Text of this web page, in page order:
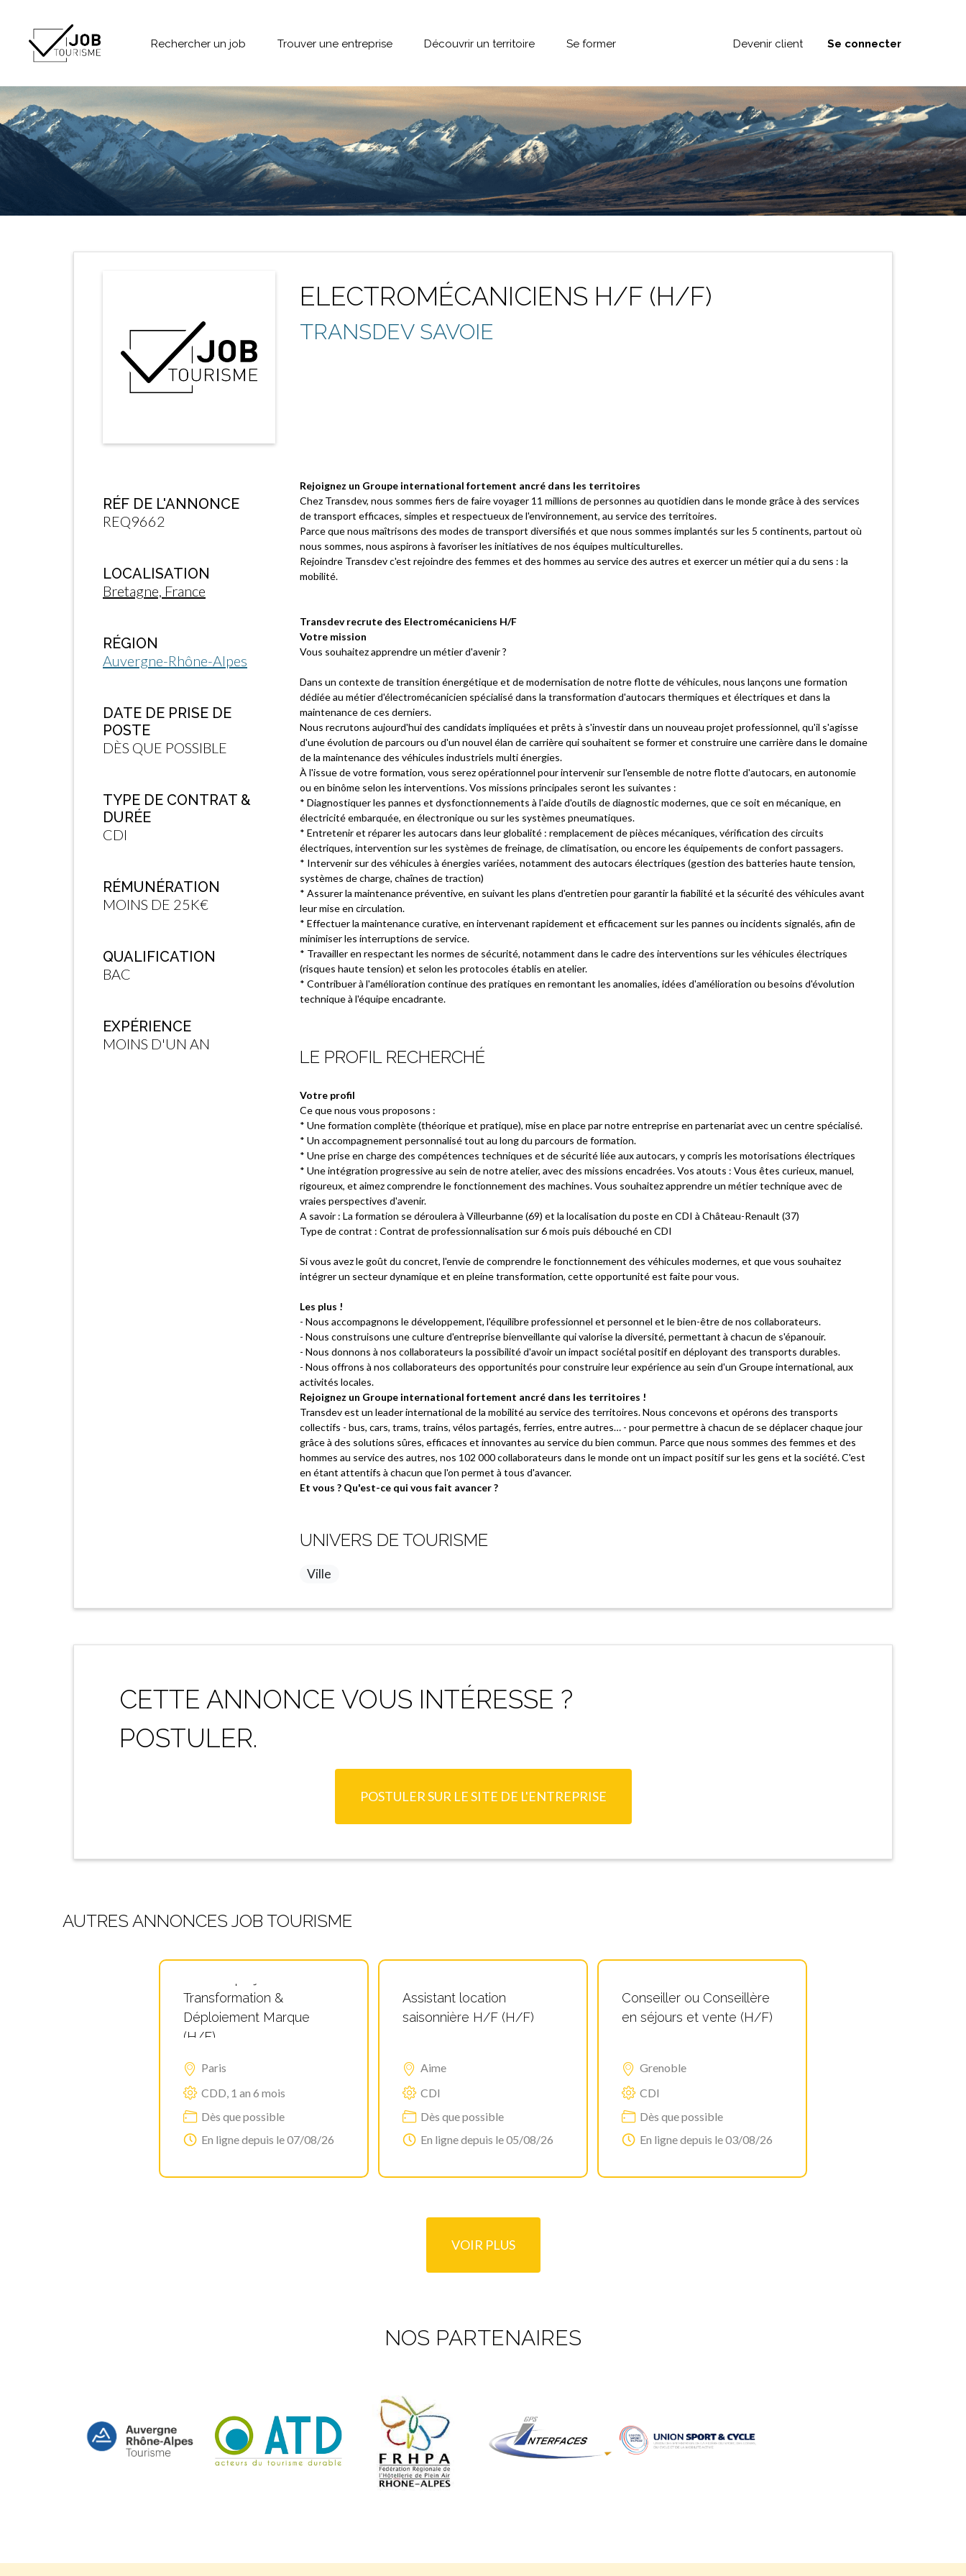
Rechercher un job Trouver une entreprise Découvrir un territoire Se former Devenir client Se connecter
ELECTROMÉCANICIENS H/F (H/F)
TRANSDEV SAVOIE
RÉF DE L'ANNONCE
REQ9662
LOCALISATION
Bretagne, France
RÉGION
Auvergne-Rhône-Alpes
DATE DE PRISE DE
POSTE
DÈS QUE POSSIBLE
TYPE DE CONTRAT &
DURÉE
CDI
RÉMUNÉRATION
MOINS DE 25K€
QUALIFICATION
BAC
EXPÉRIENCE
MOINS D'UN AN
Rejoignez un Groupe international fortement ancré dans les territoires
Chez Transdev, nous sommes fiers de faire voyager 11 millions de personnes au quotidien dans le monde grâce à des services
de transport efficaces, simples et respectueux de l'environnement, au service des territoires.
Parce que nous maîtrisons des modes de transport diversifiés et que nous sommes implantés sur les 5 continents, partout où
nous sommes, nous aspirons à favoriser les initiatives de nos équipes multiculturelles.
Rejoindre Transdev c'est rejoindre des femmes et des hommes au service des autres et exercer un métier qui a du sens : la
mobilité.
Transdev recrute des Electromécaniciens H/F
Votre mission
Vous souhaitez apprendre un métier d'avenir ?
Dans un contexte de transition énergétique et de modernisation de notre flotte de véhicules, nous lançons une formation
dédiée au métier d'électromécanicien spécialisé dans la transformation d'autocars thermiques et électriques et dans la
maintenance de ces derniers.
Nous recrutons aujourd'hui des candidats impliquées et prêts à s'investir dans un nouveau projet professionnel, qu'il s'agisse
d'une évolution de parcours ou d'un nouvel élan de carrière qui souhaitent se former et construire une carrière dans le domaine
de la maintenance des véhicules industriels multi énergies.
À l'issue de votre formation, vous serez opérationnel pour intervenir sur l'ensemble de notre flotte d'autocars, en autonomie
ou en binôme selon les interventions. Vos missions principales seront les suivantes :
* Diagnostiquer les pannes et dysfonctionnements à l'aide d'outils de diagnostic modernes, que ce soit en mécanique, en
électricité embarquée, en électronique ou sur les systèmes pneumatiques.
* Entretenir et réparer les autocars dans leur globalité : remplacement de pièces mécaniques, vérification des circuits
électriques, intervention sur les systèmes de freinage, de climatisation, ou encore les équipements de confort passagers.
* Intervenir sur des véhicules à énergies variées, notamment des autocars électriques (gestion des batteries haute tension,
systèmes de charge, chaînes de traction)
* Assurer la maintenance préventive, en suivant les plans d'entretien pour garantir la fiabilité et la sécurité des véhicules avant
leur mise en circulation.
* Effectuer la maintenance curative, en intervenant rapidement et efficacement sur les pannes ou incidents signalés, afin de
minimiser les interruptions de service.
* Travailler en respectant les normes de sécurité, notamment dans le cadre des interventions sur les véhicules électriques
(risques haute tension) et selon les protocoles établis en atelier.
* Contribuer à l'amélioration continue des pratiques en remontant les anomalies, idées d'amélioration ou besoins d'évolution
technique à l'équipe encadrante.
LE PROFIL RECHERCHÉ
Votre profil
Ce que nous vous proposons :
* Une formation complète (théorique et pratique), mise en place par notre entreprise en partenariat avec un centre spécialisé.
* Un accompagnement personnalisé tout au long du parcours de formation.
* Une prise en charge des compétences techniques et de sécurité liée aux autocars, y compris les motorisations électriques
* Une intégration progressive au sein de notre atelier, avec des missions encadrées. Vos atouts : Vous êtes curieux, manuel,
rigoureux, et aimez comprendre le fonctionnement des machines. Vous souhaitez apprendre un métier technique avec de
vraies perspectives d'avenir.
A savoir : La formation se déroulera à Villeurbanne (69) et la localisation du poste en CDI à Château-Renault (37)
Type de contrat : Contrat de professionnalisation sur 6 mois puis débouché en CDI
Si vous avez le goût du concret, l'envie de comprendre le fonctionnement des véhicules modernes, et que vous souhaitez
intégrer un secteur dynamique et en pleine transformation, cette opportunité est faite pour vous.
Les plus !
- Nous accompagnons le développement, l'équilibre professionnel et personnel et le bien-être de nos collaborateurs.
- Nous construisons une culture d'entreprise bienveillante qui valorise la diversité, permettant à chacun de s'épanouir.
- Nous donnons à nos collaborateurs la possibilité d'avoir un impact sociétal positif en déployant des transports durables.
- Nous offrons à nos collaborateurs des opportunités pour construire leur expérience au sein d'un Groupe international, aux
activités locales.
Rejoignez un Groupe international fortement ancré dans les territoires !
Transdev est un leader international de la mobilité au service des territoires. Nous concevons et opérons des transports
collectifs - bus, cars, trams, trains, vélos partagés, ferries, entre autres… - pour permettre à chacun de se déplacer chaque jour
grâce à des solutions sûres, efficaces et innovantes au service du bien commun. Parce que nous sommes des femmes et des
hommes au service des autres, nos 102 000 collaborateurs dans le monde ont un impact positif sur les gens et la société. C'est
en étant attentifs à chacun que l'on permet à tous d'avancer.
Et vous ? Qu'est-ce qui vous fait avancer ?
UNIVERS DE TOURISME
Ville
CETTE ANNONCE VOUS INTÉRESSE ?
POSTULER.
POSTULER SUR LE SITE DE L'ENTREPRISE
AUTRES ANNONCES JOB TOURISME
Transformation &
Déploiement Marque
(H/F)
Paris
CDD, 1 an 6 mois
Dès que possible
En ligne depuis le 07/08/26
Assistant location
saisonnière H/F (H/F)
Aime
CDI
Dès que possible
En ligne depuis le 05/08/26
Conseiller ou Conseillère
en séjours et vente (H/F)
Grenoble
CDI
Dès que possible
En ligne depuis le 03/08/26
VOIR PLUS
NOS PARTENAIRES